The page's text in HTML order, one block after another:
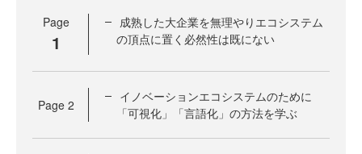
Page
1
成熟した大企業を無理やりエコシステム
の頂点に置く必然性は既にない
Page 2
イノベーションエコシステムのために
「可視化」「言語化」の方法を学ぶ